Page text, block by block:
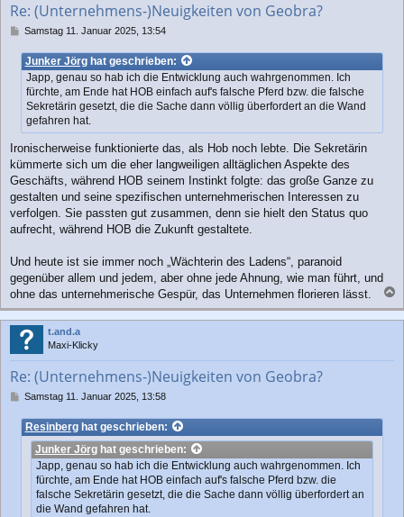
Re: (Unternehmens-)Neuigkeiten von Geobra?
B
i
t
Samstag 11. Januar 2025, 13:54
Junker Jörghat geschrieben:
Japp, genau so hab ich die Entwicklung auch wahrgenommen. Ich
fürchte, am Ende hat HOB einfach auf's falsche Pferd bzw. die falsche
Sekretärin gesetzt, die die Sache dann völlig überfordert an die Wand
gefahren hat.
Ironischerweise funktionierte das, als Hob noch lebte. Die Sekretärin
kümmerte sich um die eher langweiligen alltäglichen Aspekte des
Geschäfts, während HOB seinem Instinkt folgte: das große Ganze zu
gestalten und seine spezifischen unternehmerischen Interessen zu
verfolgen. Sie passten gut zusammen, denn sie hielt den Status quo
aufrecht, während HOB die Zukunft gestaltete.
Und heute ist sie immer noch „Wächterin des Ladens“, paranoid
gegenüber allem und jedem, aber ohne jede Ahnung, wie man führt, und
ohne das unternehmerische Gespür, das Unternehmen florieren lässt.
a
c
t.and.a
Maxi-Klicky
Re: (Unternehmens-)Neuigkeiten von Geobra?
B
i
t
Samstag 11. Januar 2025, 13:58
Resinberghat geschrieben:
Junker Jörghat geschrieben:
Japp, genau so hab ich die Entwicklung auch wahrgenommen. Ich
fürchte, am Ende hat HOB einfach auf's falsche Pferd bzw. die
falsche Sekretärin gesetzt, die die Sache dann völlig überfordert an
die Wand gefahren hat.